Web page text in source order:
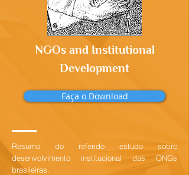
NGOs and Institutional
Development
Faça o Download
Resumo do referido estudo sobre
desenvolvimento institucional das ONGs
brasileiras.